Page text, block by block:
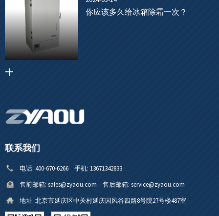
你应该多久给冰箱除霜一次？
联系我们
电话: 400-670-6266 手机: 13671342833
售前邮箱: sales@zyaou.com 售后邮箱: service@zyaou.com
地址: 北京市延庆区中关村延庆园风谷四路8号院27号楼487室